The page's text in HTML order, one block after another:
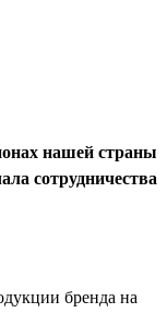
нашей страны
сотрудничества
бренда на